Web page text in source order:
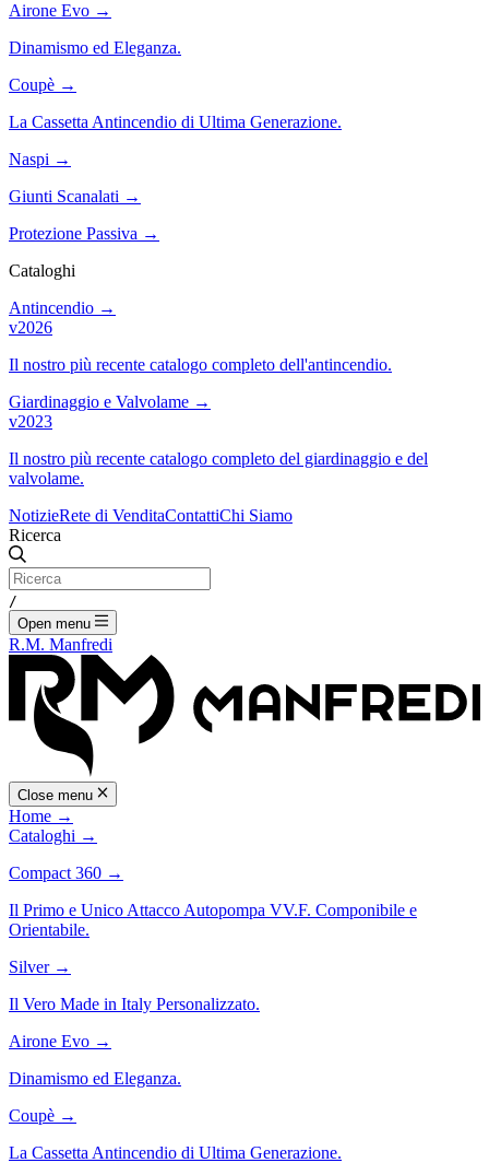
Airone Evo →
Dinamismo ed Eleganza.
Coupè →
La Cassetta Antincendio di Ultima Generazione.
Naspi →
Giunti Scanalati →
Protezione Passiva →
Cataloghi
Antincendio →
v2026
Il nostro più recente catalogo completo dell'antincendio.
Giardinaggio e Valvolame →
v2023
Il nostro più recente catalogo completo del giardinaggio e del
valvolame.
NotizieRete di VenditaContattiChi Siamo
Ricerca
/
Open menu
R.M. Manfredi
Close menu
Home →
Cataloghi →
Compact 360 →
Il Primo e Unico Attacco Autopompa VV.F. Componibile e
Orientabile.
Silver →
Il Vero Made in Italy Personalizzato.
Airone Evo →
Dinamismo ed Eleganza.
Coupè →
La Cassetta Antincendio di Ultima Generazione.